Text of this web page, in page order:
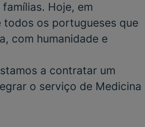
Hoje, em
os portugueses que
com humanidade e
a contratar um
o serviço de Medicina